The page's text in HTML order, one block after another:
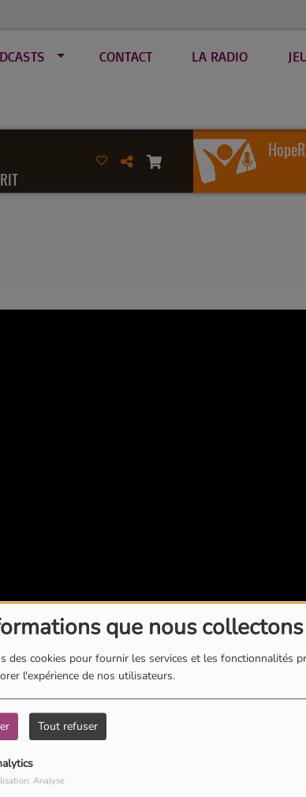
que nous collectons
des cookies pour fournir les services et les fonctionnalités
l'expérience de nos utilisateurs.
Tout refuser
Analyse
CONTACT LA RADIO